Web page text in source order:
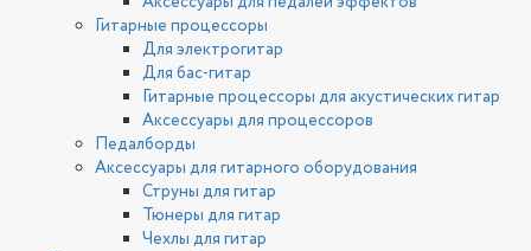
Гитарные процессоры
Для электрогитар
Для бас-гитар
Гитарные процессоры для акустических гитар
Аксессуары для процессоров
Педалборды
Аксессуары для гитарного оборудования
Струны для гитар
Тюнеры для гитар
Чехлы для гитар